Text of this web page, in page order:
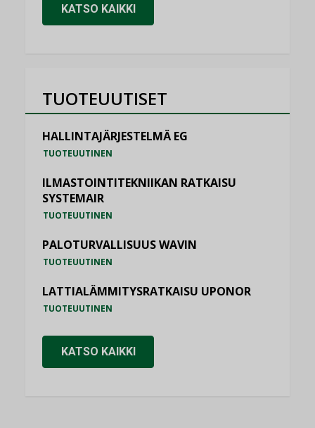
KATSO KAIKKI
TUOTEUUTISET
HALLINTAJÄRJESTELMÄ EG
TUOTEUUTINEN
ILMASTOINTITEKNIIKAN RATKAISU
SYSTEMAIR
TUOTEUUTINEN
PALOTURVALLISUUS WAVIN
TUOTEUUTINEN
LATTIALÄMMITYSRATKAISU UPONOR
TUOTEUUTINEN
KATSO KAIKKI